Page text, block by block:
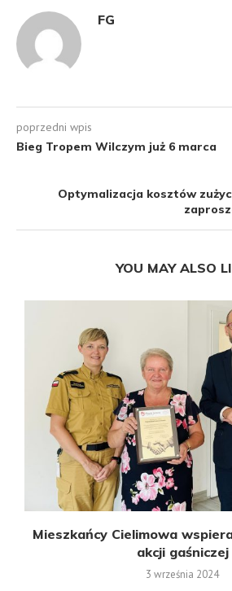
FG
poprzedni wpis
Bieg Tropem Wilczym już 6 marca
Optymalizacja kosztów
YOU MAY ALSO
Mieszkańcy Cielimowa
akcji gaśniczej
3 września 2024